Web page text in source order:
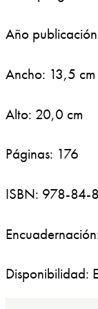
Año
Ancho: 13,5 cm
Alto: 20,0 cm
Páginas: 176
ISBN: 978-
Disponibilidad: